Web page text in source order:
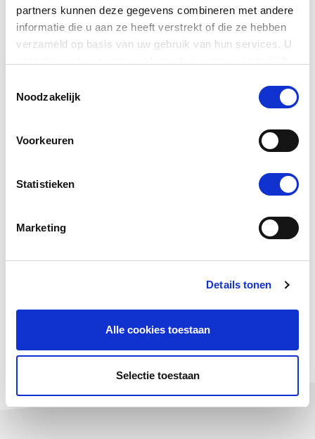
partners kunnen deze gegevens combineren met andere
informatie die u aan ze heeft verstrekt of die ze hebben
verzameld op basis van uw gebruik van hun services. U
Noodzakelijk
Voorkeuren
Statistieken
Marketing
Details tonen
Alle cookies toestaan
Selectie toestaan
Bericht voor onze leningnemers
drie maanden tot en met augustus 2020 op te schorten.
Deze beslissing is ingegeven door alle gebeurtenissen
en maatregelen rondom het coronavirus in Nederland.
Ben je leningnemer?
Titia Haaxma
E-
LINKEDIN